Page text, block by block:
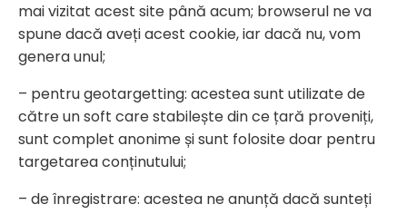
mai vizitat acest site până acum; browserul ne va
spune dacă aveți acest cookie, iar dacă nu, vom
genera unul;
– pentru geotargetting: acestea sunt utilizate de
către un soft care stabilește din ce țară proveniți,
sunt complet anonime și sunt folosite doar pentru
targetarea conținutului;
– de înregistrare: acestea ne anunță dacă sunteți